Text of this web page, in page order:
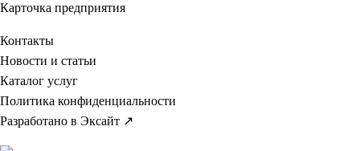
Карточка предприятия
Контакты
Новости и статьи
Каталог услуг
Политика конфиденциальности
Разработано в Эксайт ↗